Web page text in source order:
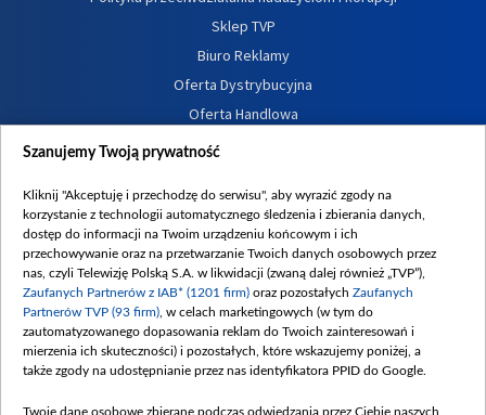
Sklep TVP
Biuro Reklamy
Oferta Dystrybucyjna
Oferta Handlowa
Dostępność
Procedura zgłoszeń wewnętrznych
Szanujemy Twoją prywatność
Kliknij "Akceptuję i przechodzę do serwisu", aby wyrazić zgody na
korzystanie z technologii automatycznego śledzenia i zbierania danych,
dostęp do informacji na Twoim urządzeniu końcowym i ich
przechowywanie oraz na przetwarzanie Twoich danych osobowych przez
nas, czyli Telewizję Polską S.A. w likwidacji (zwaną dalej również „TVP”),
Zaufanych Partnerów z IAB* (1201 firm) oraz pozostałych Zaufanych
Partnerów TVP (93 firm) , w celach marketingowych (w tym do
zautomatyzowanego dopasowania reklam do Twoich zainteresowań i
mierzenia ich skuteczności) i pozostałych, które wskazujemy poniżej, a
także zgody na udostępnianie przez nas identyfikatora PPID do Google.
Twoje dane osobowe zbierane podczas odwiedzania przez Ciebie naszych